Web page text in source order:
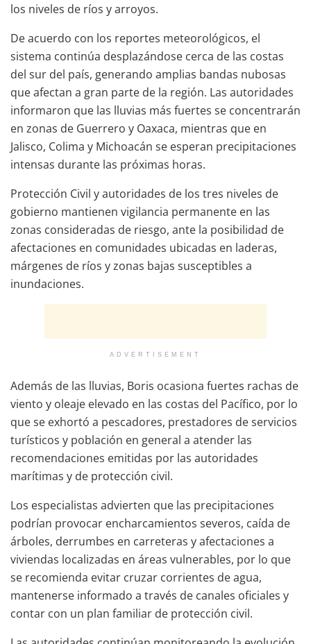
los niveles de ríos y arroyos.
De acuerdo con los reportes meteorológicos, el
sistema continúa desplazándose cerca de las costas
del sur del país, generando amplias bandas nubosas
que afectan a gran parte de la región. Las autoridades
informaron que las lluvias más fuertes se concentrarán
en zonas de Guerrero y Oaxaca, mientras que en
Jalisco, Colima y Michoacán se esperan precipitaciones
intensas durante las próximas horas.
Protección Civil y autoridades de los tres niveles de
gobierno mantienen vigilancia permanente en las
zonas consideradas de riesgo, ante la posibilidad de
afectaciones en comunidades ubicadas en laderas,
márgenes de ríos y zonas bajas susceptibles a
inundaciones.
ADVERTISEMENT
Además de las lluvias, Boris ocasiona fuertes rachas de
viento y oleaje elevado en las costas del Pacífico, por lo
que se exhortó a pescadores, prestadores de servicios
turísticos y población en general a atender las
recomendaciones emitidas por las autoridades
marítimas y de protección civil.
Los especialistas advierten que las precipitaciones
podrían provocar encharcamientos severos, caída de
árboles, derrumbes en carreteras y afectaciones a
viviendas localizadas en áreas vulnerables, por lo que
se recomienda evitar cruzar corrientes de agua,
mantenerse informado a través de canales oficiales y
contar con un plan familiar de protección civil.